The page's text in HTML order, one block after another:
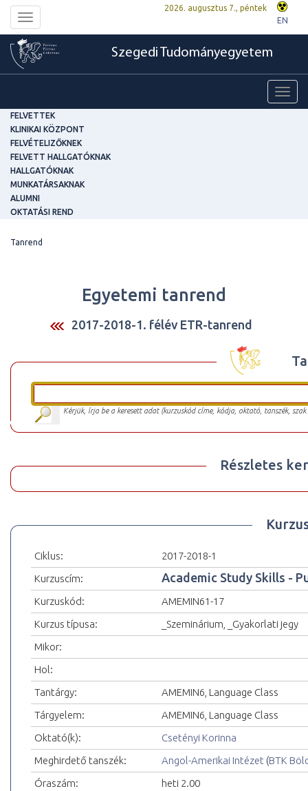
Toggle
navigation
2026. augusztus 7., péntek
EN
Szegedi Tudományegyetem
FELVETTEK
KLINIKAI KÖZPONT
FELVÉTELIZŐKNEK
FELVETT HALLGATÓKNAK
HALLGATÓKNAK
MUNKATÁRSAKNAK
ALUMNI
OKTATÁSI REND
Tanrend
Egyetemi tanrend
2017-2018-1. félév ETR-tanrend
Kérjük, írja be a keresett adat (kurzuskód címe, kódja, oktató, tanszék,
Részletes
Ciklus:
2017-2018-1
Kurzuscím:
Academic Study Skills -
Kurzuskód:
AMEMIN61-17
Kurzus típusa:
_Szeminárium, _Gyakorlati jegy
Mikor:
Hol:
Tantárgy:
AMEMIN6, Language Class
Tárgyelem:
AMEMIN6, Language Class
Oktató(k):
Csetényi Korinna
Meghirdető tanszék:
Angol-Amerikai Intézet (BTK
Óraszám:
heti 2.00